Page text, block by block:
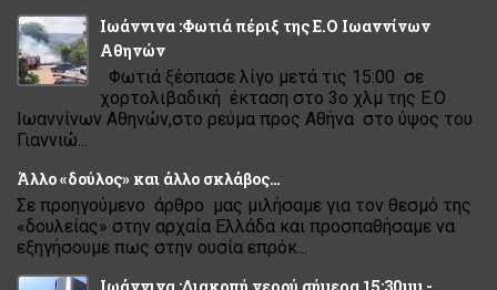
Ιωάννινα :Φωτιά πέριξ της Ε.Ο Ιωαννίνων
Αθηνών
Φωτιά ξέσπασε λίγο μετά τις 15:00 σε
χορτολιβαδική έκταση στο 3ο χλμ της Ε.Ο
Ιωαννίνων Αθηνών,στο ρεύμα προς Αθήνα στο ύψος του
Γιαννιώ...
Άλλο «δούλος» και άλλο σκλάβος…
Σε προηγούμενο άρθρο μας μιλήσαμε για τον θεσμό της
«δουλείας» στην αρχαία Ελλάδα και προσπαθήσαμε να
εξηγήσουμε πως στην ουσία επρόκ...